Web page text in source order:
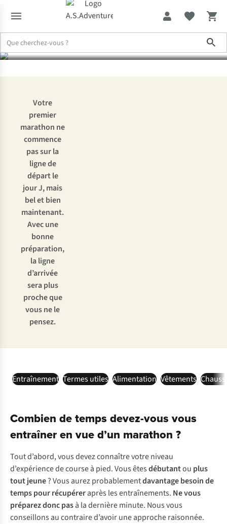
un premier marathon ?
Votre
premier
marathon ne
commence
pas sur la
ligne de
départ le
jour J, mais
bel et bien
maintenant.
Avec une
bonne
préparation,
la ligne
d’arrivée
sera plus
proche que
vous ne le
pensez.
Entraînement Termes utiles Alimentation Vêtements
Combien de temps devez-vous vous
entraîner en vue d’un marathon ?
Tout d’abord, vous devez connaître votre niveau
d’expérience de course à pied. Vous êtesdébutantou plus
tout jeune? Vous aurez probablementdavantage besoin de
temps pour récupéreraprès les entraînements. Ne vous
préparez donc pasà la dernière minute. Nous vous
conseillons au contraire d’avoir une approche raisonnée.